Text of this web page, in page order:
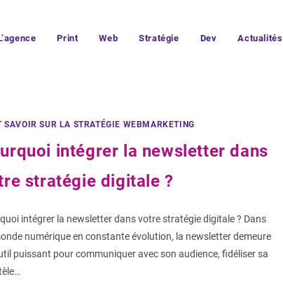
Print Web Stratégie Dev Actualités
SAVOIR SUR LA STRATÉGIE WEBMARKETING
intégrer la newsletter dans
stratégie digitale ?
intégrer la newsletter dans votre stratégie digitale ? Dans
numérique en constante évolution, la newsletter demeure
puissant pour communiquer avec son audience, fidéliser sa